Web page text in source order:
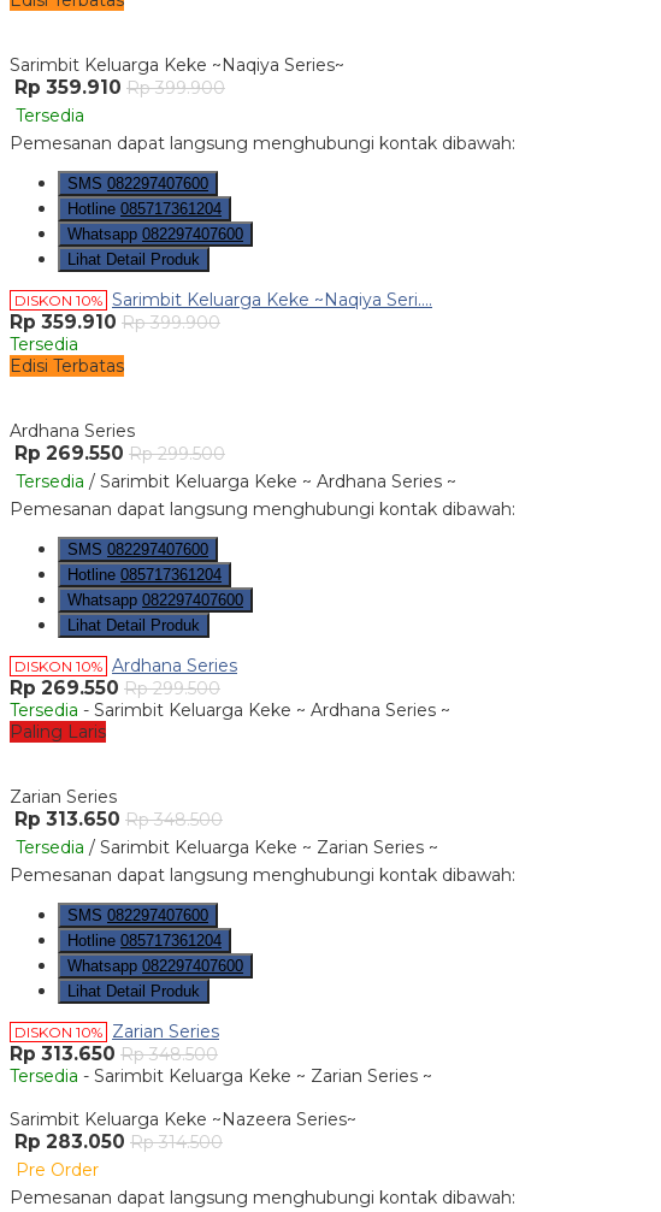
Sarimbit Keluarga Keke ~Naqiya Series~
Rp 359.910 Rp 399.900
Tersedia
Pemesanan dapat langsung menghubungi kontak dibawah:
SMS 082297407600
Hotline 085717361204
Whatsapp 082297407600
Lihat Detail Produk
DISKON 10% Sarimbit Keluarga Keke ~Naqiya Seri....
Rp 359.910 Rp 399.900
Tersedia
Edisi Terbatas
Ardhana Series
Rp 269.550 Rp 299.500
Tersedia / Sarimbit Keluarga Keke ~ Ardhana Series ~
Pemesanan dapat langsung menghubungi kontak dibawah:
SMS 082297407600
Hotline 085717361204
Whatsapp 082297407600
Lihat Detail Produk
DISKON 10% Ardhana Series
Rp 269.550 Rp 299.500
Tersedia - Sarimbit Keluarga Keke ~ Ardhana Series ~
Paling Laris
Zarian Series
Rp 313.650 Rp 348.500
Tersedia / Sarimbit Keluarga Keke ~ Zarian Series ~
Pemesanan dapat langsung menghubungi kontak dibawah:
SMS 082297407600
Hotline 085717361204
Whatsapp 082297407600
Lihat Detail Produk
DISKON 10% Zarian Series
Rp 313.650 Rp 348.500
Tersedia - Sarimbit Keluarga Keke ~ Zarian Series ~
Sarimbit Keluarga Keke ~Nazeera Series~
Rp 283.050 Rp 314.500
Pre Order
Pemesanan dapat langsung menghubungi kontak dibawah: